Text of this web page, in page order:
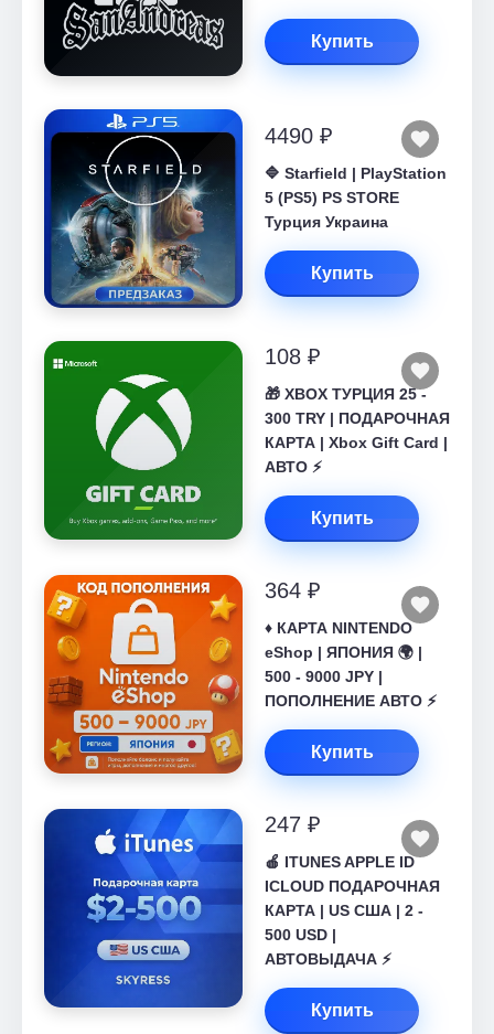
Купить
4490 ₽
🔷 Starfield | PlayStation
5 (PS5) PS STORE
Турция Украина
Купить
108 ₽
🎁 XBOX ТУРЦИЯ 25 -
300 TRY | ПОДАРОЧНАЯ
КАРТА | Xbox Gift Card |
АВТО ⚡
Купить
364 ₽
♦️ КАРТА NINTENDO
eShop | ЯПОНИЯ 🌍 |
500 - 9000 JPY |
ПОПОЛНЕНИЕ АВТО ⚡
Купить
247 ₽
🍎 ITUNES APPLE ID
ICLOUD ПОДАРОЧНАЯ
КАРТА | US США | 2 -
500 USD |
АВТОВЫДАЧА ⚡️
Купить